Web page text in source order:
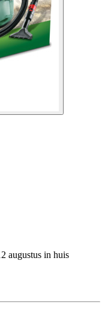
augustus in huis